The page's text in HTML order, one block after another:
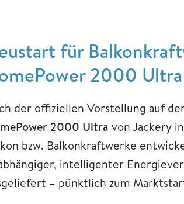
für
2000
der offiziellen Vorstellung auf
2000 Ultra von Jackery
bzw. Balkonkraftwerke
intelligenter
– pünktlich zum